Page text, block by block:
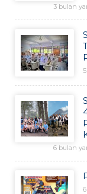
3 bulan
6 bulan